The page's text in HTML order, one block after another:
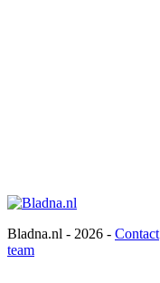
Bladna.nl - 2026 - Contact
team